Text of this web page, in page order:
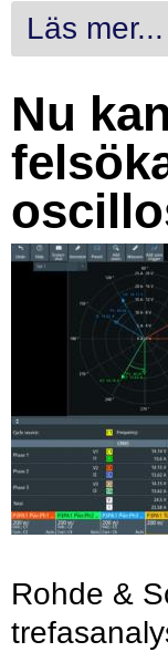
Läs mer...
Nu
Rohde &